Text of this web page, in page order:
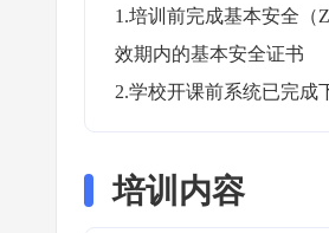
1.培训前完成基本安全（
效期内的基本安全证书
2.学校开课前系统已完成
培训内容